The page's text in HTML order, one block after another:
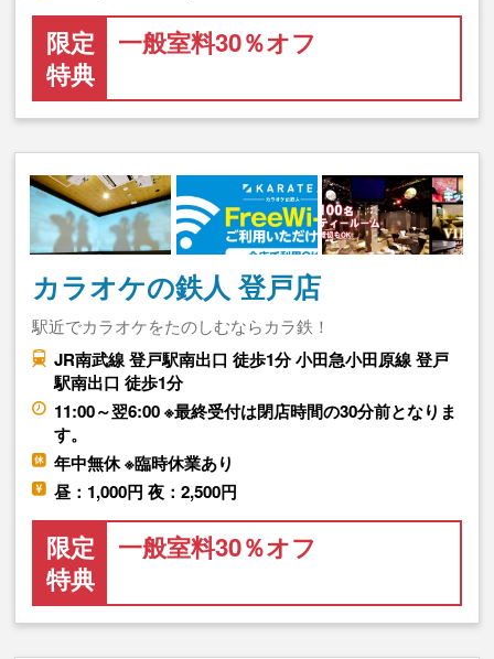
限定
特典
一般室料30％オフ
カラオケの鉄人 登戸店
駅近でカラオケをたのしむならカラ鉄！
JR南武線 登戸駅南出口 徒歩1分 小田急小田原線 登戸
駅南出口 徒歩1分
11:00～翌6:00 ※最終受付は閉店時間の30分前となりま
す。
年中無休 ※臨時休業あり
昼：1,000円 夜：2,500円
限定
特典
一般室料30％オフ